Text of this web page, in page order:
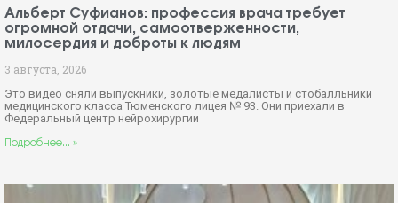
Альберт Суфианов: профессия врача требует
огромной отдачи, самоотверженности,
милосердия и доброты к людям
3 августа, 2026
Это видео сняли выпускники, золотые медалисты и стобалльники
медицинского класса Тюменского лицея № 93. Они приехали в
Федеральный центр нейрохирургии
Подробнее... »